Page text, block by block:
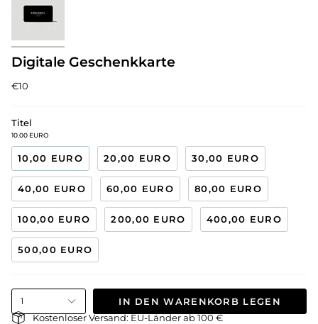
Digitale Geschenkkarte
€10
Titel
10.00 EURO
10,00 EURO 20,00 EURO 30,00 EURO
40,00 EURO 60,00 EURO 80,00 EURO
100,00 EURO 200,00 EURO 400,00 EURO
500,00 EURO
1 IN DEN WARENKORB LEGEN
Kostenloser Versand: EU-Länder ab 100 €